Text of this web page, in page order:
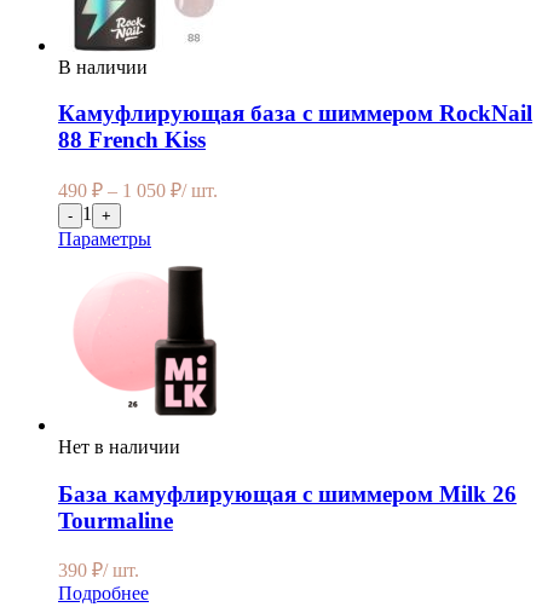
В наличии
Камуфлирующая база с шиммером RockNail
88 French Kiss
490 ₽ – 1 050 ₽/ шт.
- 1 +
Параметры
Нет в наличии
База камуфлирующая с шиммером Milk 26
Tourmaline
390 ₽/ шт.
Подробнее